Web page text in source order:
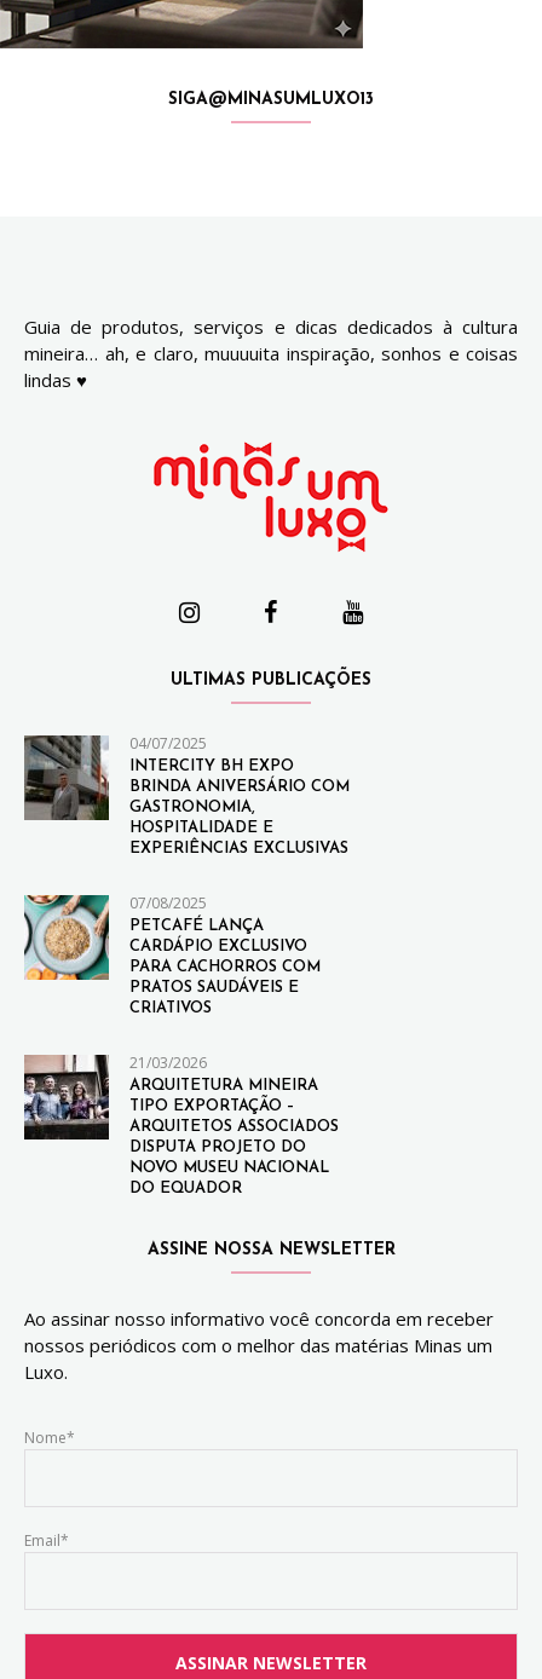
SIGA@MINASUMLUXO13
Guia de produtos, serviços e dicas dedicados à cultura
mineira… ah, e claro, muuuuita inspiração, sonhos e coisas
lindas ♥
ULTIMAS PUBLICAÇÕES
04/07/2025
INTERCITY BH EXPO
BRINDA ANIVERSÁRIO COM
GASTRONOMIA,
HOSPITALIDADE E
EXPERIÊNCIAS EXCLUSIVAS
07/08/2025
PETCAFÉ LANÇA
CARDÁPIO EXCLUSIVO
PARA CACHORROS COM
PRATOS SAUDÁVEIS E
CRIATIVOS
21/03/2026
ARQUITETURA MINEIRA
TIPO EXPORTAÇÃO –
ARQUITETOS ASSOCIADOS
DISPUTA PROJETO DO
NOVO MUSEU NACIONAL
DO EQUADOR
ASSINE NOSSA NEWSLETTER
Ao assinar nosso informativo você concorda em receber
nossos periódicos com o melhor das matérias Minas um
Luxo.
Nome*
Email*